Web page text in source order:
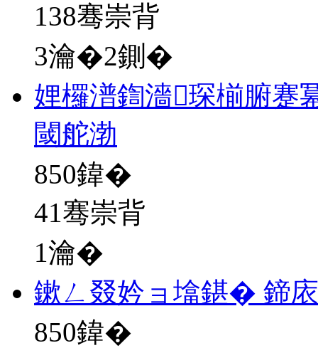
138骞崇背
3瀹�2鍘�
娌欏潽鍧濇琛椾腑蹇
閾舵渤
850鍏�
41骞崇背
1瀹�
鏉ㄥ叕妗ョ墖鍖� 鍗
850鍏�